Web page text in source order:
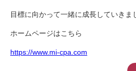
目標に向かって一緒に成長していきま
ホームページはこちら
https://www.mi-cpa.com